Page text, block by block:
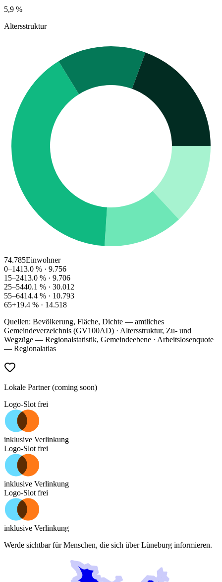
5,9 %
Altersstruktur
74.785Einwohner
0–1413.0 % · 9.756
15–2413.0 % · 9.706
25–5440.1 % · 30.012
55–6414.4 % · 10.793
65+19.4 % · 14.518
Quellen: Bevölkerung, Fläche, Dichte — amtliches
Gemeindeverzeichnis (GV100AD) · Altersstruktur, Zu- und
Wegzüge — Regionalstatistik, Gemeindeebene · Arbeitslosenquote
— Regionalatlas
Lokale Partner (coming soon)
Logo-Slot frei
inklusive Verlinkung
Logo-Slot frei
inklusive Verlinkung
Logo-Slot frei
inklusive Verlinkung
Werde sichtbar für Menschen, die sich überLüneburg informieren.